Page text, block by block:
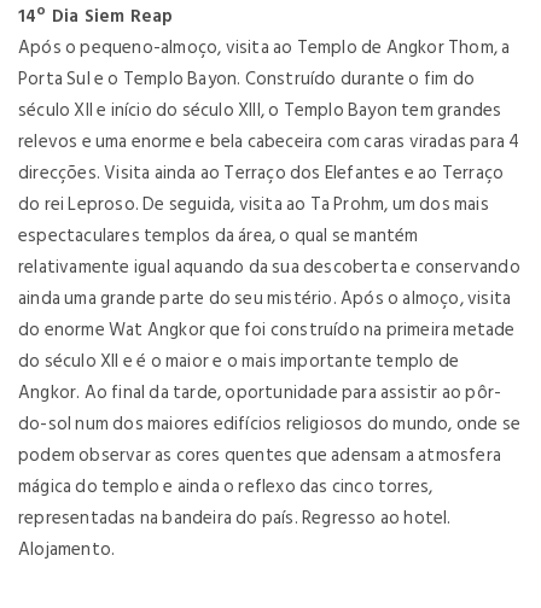
14º Dia Siem Reap
Após o pequeno-almoço, visita ao Templo de Angkor Thom, a
Porta Sul e o Templo Bayon. Construído durante o fim do
século XII e início do século XIII, o Templo Bayon tem grandes
relevos e uma enorme e bela cabeceira com caras viradas para 4
direcções. Visita ainda ao Terraço dos Elefantes e ao Terraço
do rei Leproso. De seguida, visita ao Ta Prohm, um dos mais
espectaculares templos da área, o qual se mantém
relativamente igual aquando da sua descoberta e conservando
ainda uma grande parte do seu mistério. Após o almoço, visita
do enorme Wat Angkor que foi construído na primeira metade
do século XII e é o maior e o mais importante templo de
Angkor. Ao final da tarde, oportunidade para assistir ao pôr-
do-sol num dos maiores edifícios religiosos do mundo, onde se
podem observar as cores quentes que adensam a atmosfera
mágica do templo e ainda o reflexo das cinco torres,
representadas na bandeira do país. Regresso ao hotel.
Alojamento.